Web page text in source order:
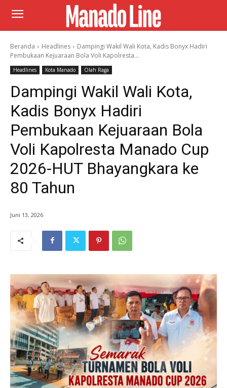
Beranda Headlines
Dampingi Wakil Wali Kota, Kadis Bonyx Hadiri
Pembukaan Kejuaraan Bola Voli Kapolresta...
Headlines Kota Manado Olah Raga
Dampingi Wakil Wali Kota,
Kadis Bonyx Hadiri
Pembukaan Kejuaraan Bola
Voli Kapolresta Manado Cup
2026-HUT Bhayangkara ke
80 Tahun
Juni 13, 2026